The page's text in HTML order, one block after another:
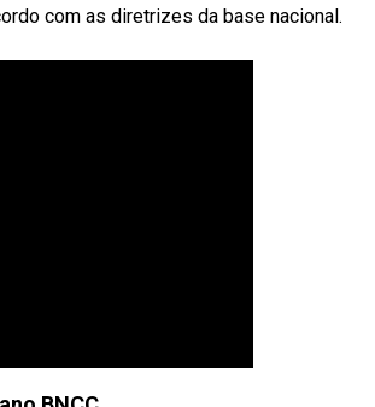
com as diretrizes da base nacional.